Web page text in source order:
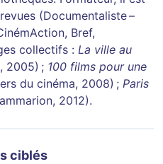
(Documentaliste –
Bref,
collectifs : La ville au
2005) ; 100 films pour une
du cinéma, 2008) ;Paris
2012).
ciblés